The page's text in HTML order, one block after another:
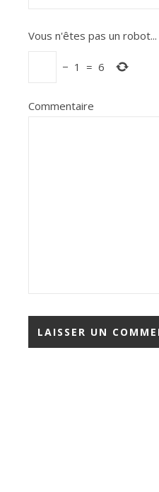
Vous n'êtes pas un robot...
− 1 = 6
Commentaire